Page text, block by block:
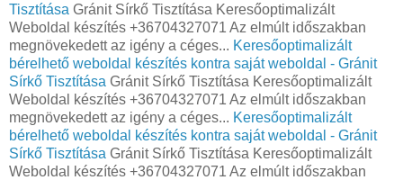
Tisztítása Gránit Sírkő Tisztítása Keresőoptimalizált
Weboldal készítés +36704327071 Az elmúlt időszakban
megnövekedett az igény a céges... Keresőoptimalizált
bérelhető weboldal készítés kontra saját weboldal - Gránit
Sírkő Tisztítása Gránit Sírkő Tisztítása Keresőoptimalizált
Weboldal készítés +36704327071 Az elmúlt időszakban
megnövekedett az igény a céges... Keresőoptimalizált
bérelhető weboldal készítés kontra saját weboldal - Gránit
Sírkő Tisztítása Gránit Sírkő Tisztítása Keresőoptimalizált
Weboldal készítés +36704327071 Az elmúlt időszakban